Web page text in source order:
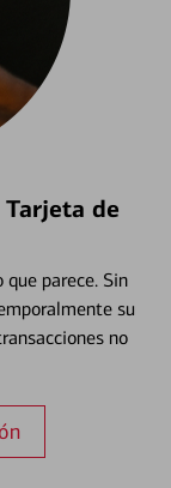
Tarjeta de
parece. Sin
su
no